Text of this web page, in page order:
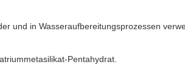
und in Wasseraufbereitungsprozessen
Pentahydrat.